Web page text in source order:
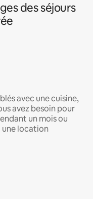
des séjours
avec une cuisine,
avez besoin pour
un mois ou
une location